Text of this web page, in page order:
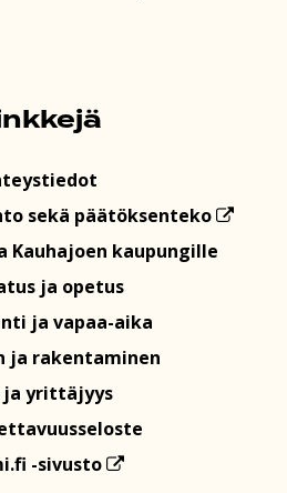
sekä päätöksenteko
Kauhajoen kaupungille
ja opetus
ja vapaa-aika
ja rakentaminen
ja yrittäjyys
-sivusto